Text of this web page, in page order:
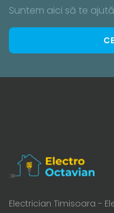
Suntem aici să te
Electrician Timisoara -